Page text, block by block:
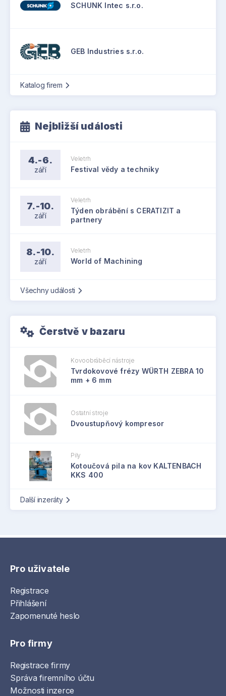
SCHUNK Intec s.r.o.
GEB Industries s.r.o.
Katalog firem
Nejbližší události
4.-6.
září
Veletrh
Festival vědy a techniky
7.-10.
září
Veletrh
Týden obrábění s CERATIZIT a
partnery
8.-10.
září
Veletrh
World of Machining
Všechny události
Čerstvě v bazaru
Kovoobráběcí nástroje
Tvrdokovové frézy WÜRTH ZEBRA 10
mm + 6 mm
Ostatní stroje
Dvoustupňový kompresor
Pily
Kotoučová pila na kov KALTENBACH
KKS 400
Další inzeráty
Pro uživatele
Registrace
Přihlášení
Zapomenuté heslo
Pro firmy
Registrace firmy
Správa firemního účtu
Možnosti inzerce